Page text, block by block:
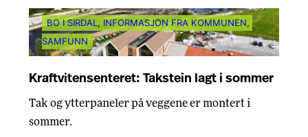
BO I SIRDAL, INFORMASJON FRA KOMMUNEN
SAMFUNN
Kraftvitensenteret: Takstein lagt i sommer
Tak og ytterpaneler på veggene er montert i
sommer.